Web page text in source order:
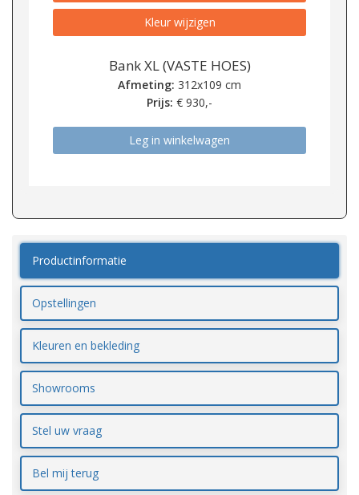
Kleur wijzigen
Bank XL (VASTE HOES)
Afmeting: 312x109 cm
Prijs: € 930,-
Leg in winkelwagen
Productinformatie
Opstellingen
Kleuren en bekleding
Showrooms
Stel uw vraag
Bel mij terug